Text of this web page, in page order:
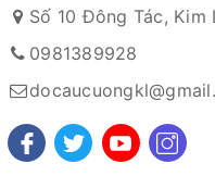
Số 10 Đông Tác,
0981389928